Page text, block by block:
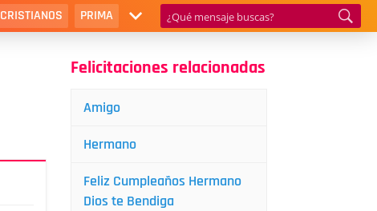
CRISTIANOS PRIMA
Felicitaciones relacionadas
Amigo
Hermano
Feliz Cumpleaños Hermano
Dios te Bendiga